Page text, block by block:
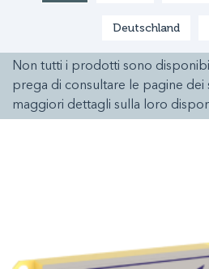
Deutschland
Non tutti i prodotti sono
prega di consultare le pagine
maggiori dettagli sulla loro